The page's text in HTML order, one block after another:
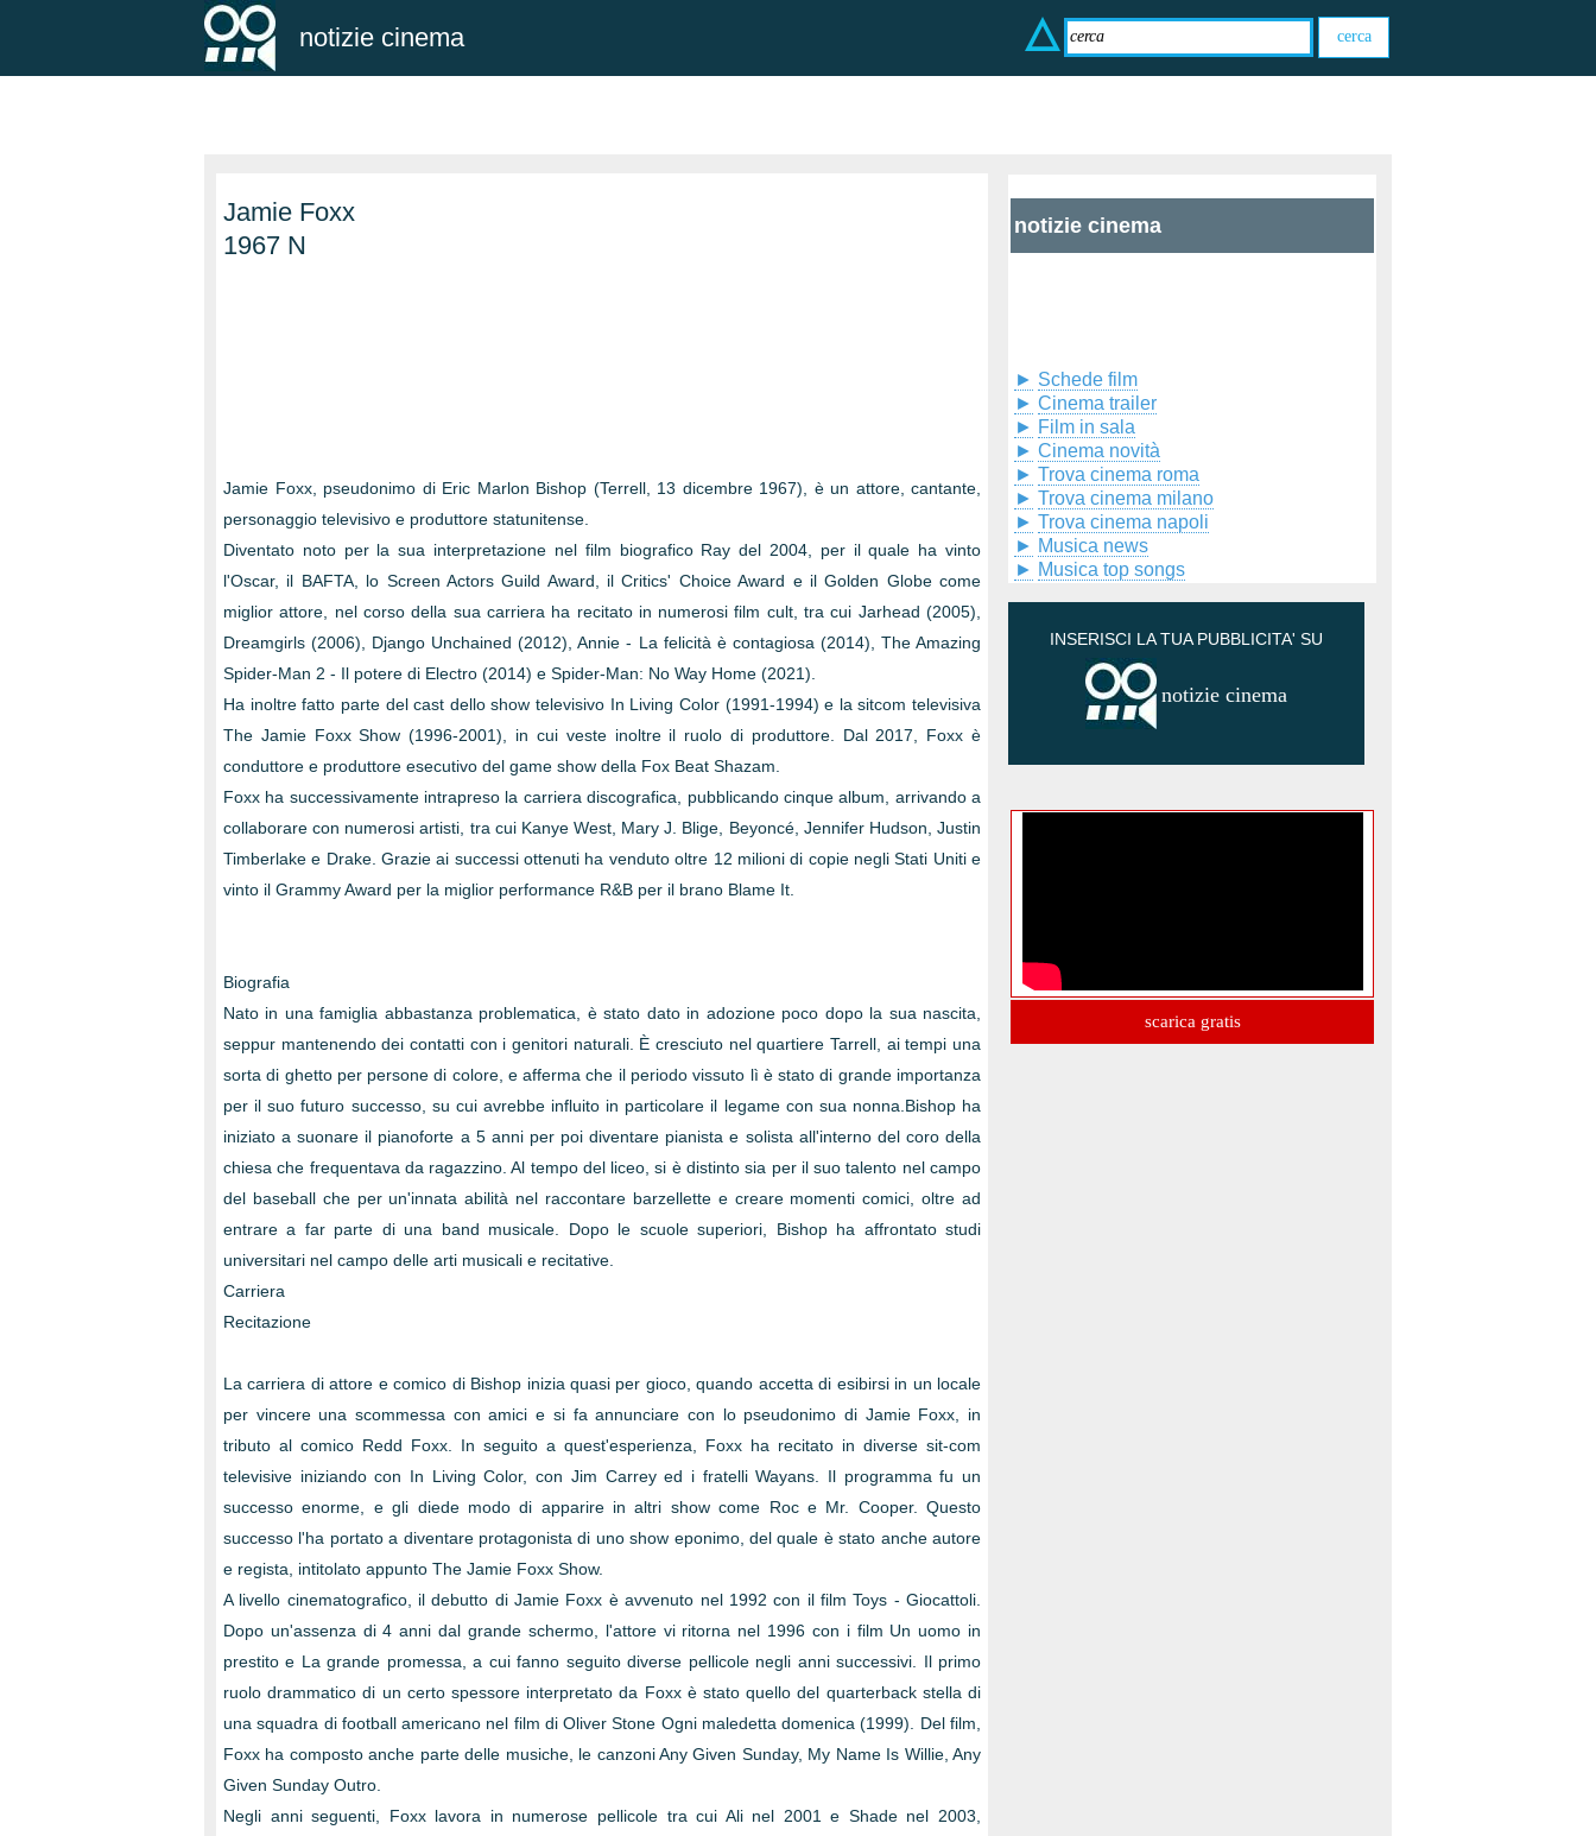
notizie cinema
Jamie Foxx
1967 N
Jamie Foxx, pseudonimo di Eric Marlon Bishop (Terrell, 13 dicembre 1967), è un attore, cantante,
personaggio televisivo e produttore statunitense.
Diventato noto per la sua interpretazione nel film biografico Ray del 2004, per il quale ha vinto
l'Oscar, il BAFTA, lo Screen Actors Guild Award, il Critics' Choice Award e il Golden Globe come
miglior attore, nel corso della sua carriera ha recitato in numerosi film cult, tra cui Jarhead (2005),
Dreamgirls (2006), Django Unchained (2012), Annie - La felicità è contagiosa (2014), The Amazing
Spider-Man 2 - Il potere di Electro (2014) e Spider-Man: No Way Home (2021).
Ha inoltre fatto parte del cast dello show televisivo In Living Color (1991-1994) e la sitcom televisiva
The Jamie Foxx Show (1996-2001), in cui veste inoltre il ruolo di produttore. Dal 2017, Foxx è
conduttore e produttore esecutivo del game show della Fox Beat Shazam.
Foxx ha successivamente intrapreso la carriera discografica, pubblicando cinque album, arrivando a
collaborare con numerosi artisti, tra cui Kanye West, Mary J. Blige, Beyoncé, Jennifer Hudson, Justin
Timberlake e Drake. Grazie ai successi ottenuti ha venduto oltre 12 milioni di copie negli Stati Uniti e
vinto il Grammy Award per la miglior performance R&B per il brano Blame It.
Biografia
Nato in una famiglia abbastanza problematica, è stato dato in adozione poco dopo la sua nascita,
seppur mantenendo dei contatti con i genitori naturali. È cresciuto nel quartiere Tarrell, ai tempi una
sorta di ghetto per persone di colore, e afferma che il periodo vissuto lì è stato di grande importanza
per il suo futuro successo, su cui avrebbe influito in particolare il legame con sua nonna.Bishop ha
iniziato a suonare il pianoforte a 5 anni per poi diventare pianista e solista all'interno del coro della
chiesa che frequentava da ragazzino. Al tempo del liceo, si è distinto sia per il suo talento nel campo
del baseball che per un'innata abilità nel raccontare barzellette e creare momenti comici, oltre ad
entrare a far parte di una band musicale. Dopo le scuole superiori, Bishop ha affrontato studi
universitari nel campo delle arti musicali e recitative.
Carriera
Recitazione
La carriera di attore e comico di Bishop inizia quasi per gioco, quando accetta di esibirsi in un locale
per vincere una scommessa con amici e si fa annunciare con lo pseudonimo di Jamie Foxx, in
tributo al comico Redd Foxx. In seguito a quest'esperienza, Foxx ha recitato in diverse sit-com
televisive iniziando con In Living Color, con Jim Carrey ed i fratelli Wayans. Il programma fu un
successo enorme, e gli diede modo di apparire in altri show come Roc e Mr. Cooper. Questo
successo l'ha portato a diventare protagonista di uno show eponimo, del quale è stato anche autore
e regista, intitolato appunto The Jamie Foxx Show.
A livello cinematografico, il debutto di Jamie Foxx è avvenuto nel 1992 con il film Toys - Giocattoli.
Dopo un'assenza di 4 anni dal grande schermo, l'attore vi ritorna nel 1996 con i film Un uomo in
prestito e La grande promessa, a cui fanno seguito diverse pellicole negli anni successivi. Il primo
ruolo drammatico di un certo spessore interpretato da Foxx è stato quello del quarterback stella di
una squadra di football americano nel film di Oliver Stone Ogni maledetta domenica (1999). Del film,
Foxx ha composto anche parte delle musiche, le canzoni Any Given Sunday, My Name Is Willie, Any
Given Sunday Outro.
Negli anni seguenti, Foxx lavora in numerose pellicole tra cui Ali nel 2001 e Shade nel 2003,
notizie cinema
► Schede film
► Cinema trailer
► Film in sala
► Cinema novità
► Trova cinema roma
► Trova cinema milano
► Trova cinema napoli
► Musica news
► Musica top songs
INSERISCI LA TUA PUBBLICITA' SU
notizie cinema
scarica gratis